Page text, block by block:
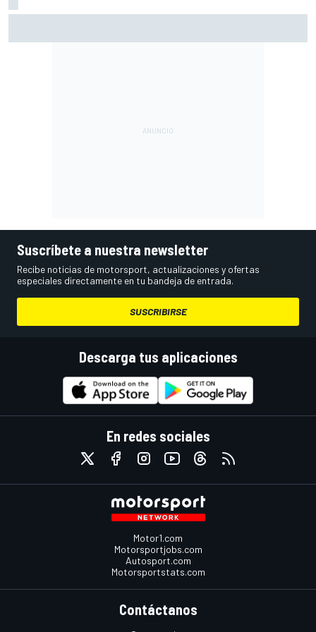
Suscríbete a nuestra newsletter
Recibe noticias de motorsport, actualizaciones y ofertas
especiales directamente en tu bandeja de entrada.
SUSCRIBIRSE
Descarga tus aplicaciones
En redes sociales
Motor1.com
Motorsportjobs.com
Autosport.com
Motorsportstats.com
Contáctanos